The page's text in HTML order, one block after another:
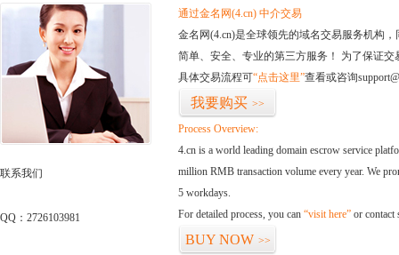
联系我们
QQ：2726103981
通过金名网(4.cn) 中介交易
金名网(4.cn)是全球领先的域名交易服务机构
简单、安全、专业的第三方服务！ 为了保证
具体交易流程可“点击这里”查看或咨询
我要购买 >>
Process Overview:
4.cn is a world leading domain escrow service
million RMB transaction volume every year. We
5 workdays.
For detailed process, you can “visit here” or contact
BUY NOW >>